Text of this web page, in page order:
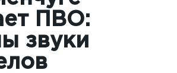
ПВО:
звуки